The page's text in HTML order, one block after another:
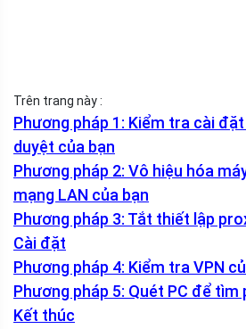
Trên trang này :
Phương pháp 1: Kiểm tra cài
duyệt của bạn
Phương pháp 2: Vô hiệu hóa
mạng LAN của bạn
Phương pháp 3: Tắt thiết lập
Cài đặt
Phương pháp 4: Kiểm tra VPN
Phương pháp 5: Quét PC để
Kết thúc